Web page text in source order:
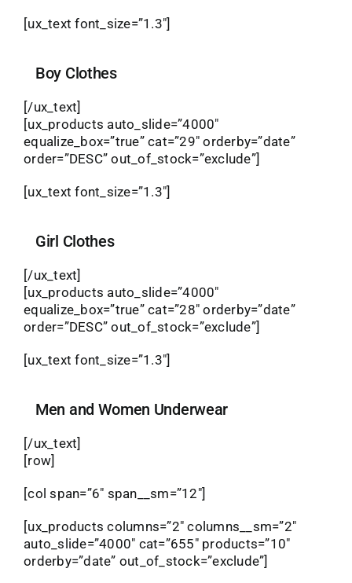
[ux_text font_size=”1.3″]
Boy Clothes
[/ux_text]
[ux_products auto_slide=”4000″
equalize_box=”true” cat=”29″ orderby=”date”
order=”DESC” out_of_stock=”exclude”]
[ux_text font_size=”1.3″]
Girl Clothes
[/ux_text]
[ux_products auto_slide=”4000″
equalize_box=”true” cat=”28″ orderby=”date”
order=”DESC” out_of_stock=”exclude”]
[ux_text font_size=”1.3″]
Men and Women Underwear
[/ux_text]
[row]
[col span=”6″ span__sm=”12″]
[ux_products columns=”2″ columns__sm=”2″
auto_slide=”4000″ cat=”655″ products=”10″
orderby=”date” out_of_stock=”exclude”]